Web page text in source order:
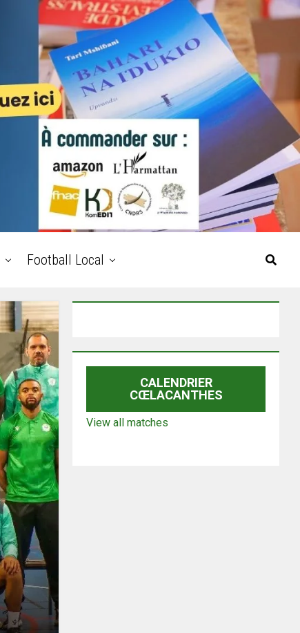
Football Local
CALENDRIER
CŒLACANTHES
View all matches